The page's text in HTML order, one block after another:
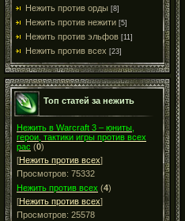
Нежить против орды [8]
Нежить против нежити [5]
Нежить против эльфов [11]
Нежить против всех [23]
Топ статей за нежить
Нежить в Warcraft 3 – юниты,
герои, тактики игры против всех
рас (0)
[Нежить против всех]
Просмотров: 75332
Нежить против всех (4)
[Нежить против всех]
Просмотров: 25578